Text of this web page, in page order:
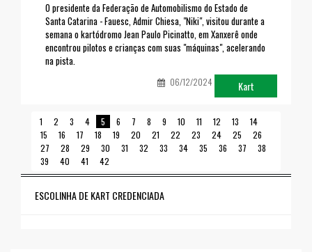
O presidente da Federação de Automobilismo do Estado de
Santa Catarina - Fauesc, Admir Chiesa, "Niki", visitou durante a
semana o kartódromo Jean Paulo Picinatto, em Xanxerê onde
encontrou pilotos e crianças com suas "máquinas", acelerando
na pista.
Kart
06/12/2024
1 2 3 4 5 6 7 8 9 10 11 12 13
14
15
16 17 18 19 20 21 22 23 24 25
26
27
28 29 30 31 32 33 34 35 36 37
38
39
40 41 42
ESCOLINHA DE KART CREDENCIADA